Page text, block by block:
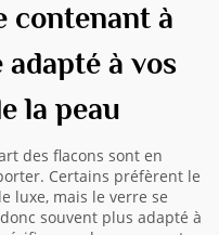
contenant à
à vos
la peau
des flacons sont en
Certains préfèrent le
luxe, mais le verre se
souvent plus adapté à